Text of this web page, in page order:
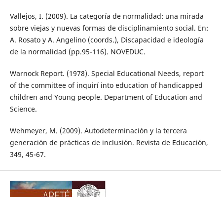
Vallejos, I. (2009). La categoría de normalidad: una mirada
sobre viejas y nuevas formas de disciplinamiento social. En:
A. Rosato y A. Angelino (coords.), Discapacidad e ideología
de la normalidad (pp.95-116). NOVEDUC.
Warnock Report. (1978). Special Educational Needs, report
of the committee of inquirí into education of handicapped
children and Young people. Department of Education and
Science.
Wehmeyer, M. (2009). Autodeterminación y la tercera
generación de prácticas de inclusión. Revista de Educación,
349, 45-67.